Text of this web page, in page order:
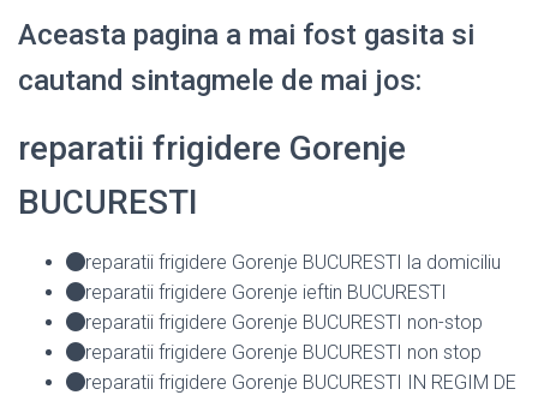
Aceasta pagina a mai fost gasita si
cautand sintagmele de mai jos:
reparatii frigidere Gorenje
BUCURESTI
reparatii frigidere Gorenje BUCURESTI la domiciliu
reparatii frigidere Gorenje ieftin BUCURESTI
reparatii frigidere Gorenje BUCURESTI non-stop
reparatii frigidere Gorenje BUCURESTI non stop
reparatii frigidere Gorenje BUCURESTI IN REGIM DE